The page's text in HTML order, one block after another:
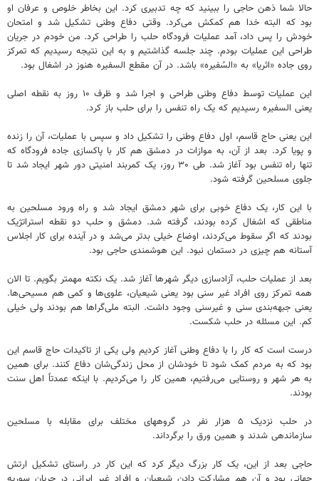
حالا شما ذهن حاجی را ببینید که چه تدبیری کرد. این بخاطر خلوص و عرفان او
بود که البته خدا هم کمکش می‌کرد. وقتی دفاع وطنی تشکیل شد و امتحان
خودش را پس داد، آمد عملیات فرودگاه حلب را طراحی کرد. من خودم در جریان
طراحی این عملیات بودم. چند جلسه گذاشتیم و به این نتیجه رسیدیم که تمرکز
روی جاده «اثریا» به «السُفیره» باشد. در آن مقطع السفیره هنوز در اشغال بود.
این عملیات توسط دفاع وطنی طراحی و اجرا شد و ظرف ۱۰ روز به نقطه اصلی
یعنی السفیره رسیدیم که یک راه تنفس را برای حلب باز کرد.
این یعنی حاج قاسم، اول دفاع وطنی را تشکیل داد و سپس با عملیات، آن را زنده
و پویا کرد. بعد از آن، به موازات در دمشق هم کار با پاکسازی جاده فرودگاه که
تنها راه تنفس بود آغاز شد. طی ۳۰ روز، یک کمربند امنیتی دور شهر ایجاد شد تا
جلوی مسلحین گرفته شود.
با این کار، یک دفاع خوبی برای شهر دمشق ایجاد شد و راه ورود مسلحین به
مناطقی که اشغال کرده بودند، گرفته شد. دمشق و حلب دو نقطه‌ استراتژیک
بودند که اگر سقوط می‌کردند، اوضاع خیلی بدتر می‌شد و در آینده برای کار اجلاس
آستانه هم چیزی در دستمان نبود. این هوشمندی حاجی بود.
بعد از عملیات حلب، آزادسازی دیگر شهرها آغاز شد. یک نکته مهمتر بگویم. تا الان
همه تمرکز روی افراد غیر سنی بود یعنی شیعیان، علوی‌ها و کمی هم مسیحی‌ها.
یعنی جبهه‌بندی سنی و غیرسنی وجود داشت. البته ملی‌گراها هم بودند ولی خیلی
کم. این مسئله در حلب شکست.
درست است که کار را با دفاع وطنی آغاز کردیم ولی یکی از تاکیدات حاج قاسم این
بود که به مردم کمک شود تا خودشان از محل زندگی‌شان دفاع کنند. برای همین
به هر شهر و روستایی می‌رفتیم، همین کار را می‌کردیم. با اینکه عمدتاً‌ اهل سنت
بودند.
در حلب نزدیک ۵ هزار نفر در گروههای مختلف برای مقابله با مسلحین
سازماندهی شدند و همین ورق را برگرداند.
حاجی بعد از این، یک کار بزرگ دیگر کرد که این کار در راستای تشکیل ارتش